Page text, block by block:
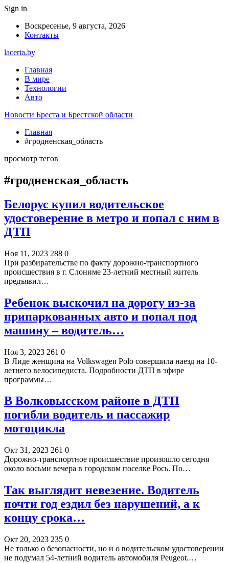
Sign in
Воскресенье, 9 августа, 2026
Контакты
lacerta.by
Главная
В мире
Технологии
Авто
Новости Бреста и Брестской области
Главная
#гродненская_область
просмотр тегов
#гродненская_область
Белорус купил водительское
удостоверение в метро и попал с ним в
ДТП
Ноя 11, 2023 288 0
При разбирательстве по факту дорожно-транспортного
происшествия в г. Слониме 23-летний местный житель
предъявил…
Ребенок выскочил на дорогу из-за
припаркованных авто и попал под
машину – водитель…
Ноя 3, 2023 261 0
В Лиде женщина на Volkswagen Polo совершила наезд на 10-
летнего велосипедиста. Подробности ДТП в эфире
программы…
В Волковысском районе в ДТП
погибли водитель и пассажир
мотоцикла
Окт 31, 2023 261 0
Дорожно-транспортное происшествие произошло сегодня
около восьми вечера в городском поселке Рось. По…
Так выглядит невезение. Водитель
почти год ездил без нарушений, а к
концу срока…
Окт 20, 2023 235 0
Не только о безопасности, но и о водительском удостоверении
не подумал 54-летний водитель автомобиля Peugeot.…